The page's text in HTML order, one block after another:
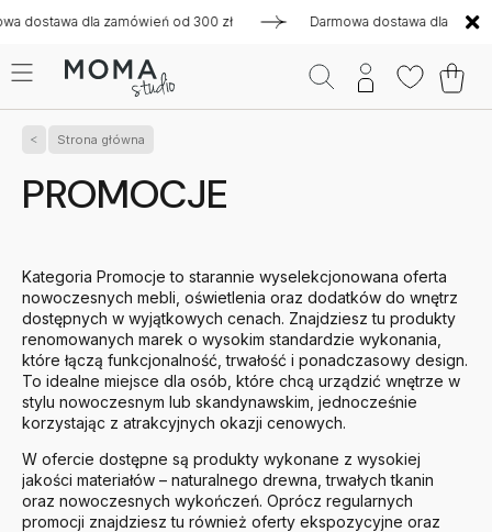
zamówień od 300 zł Darmowa dostawa dla zamówień od
Strona główna
PROMOCJE
Kategoria Promocje to starannie wyselekcjonowana oferta
nowoczesnych mebli, oświetlenia oraz dodatków do wnętrz
dostępnych w wyjątkowych cenach. Znajdziesz tu produkty
renomowanych marek o wysokim standardzie wykonania,
które łączą funkcjonalność, trwałość i ponadczasowy design.
To idealne miejsce dla osób, które chcą urządzić wnętrze w
stylu nowoczesnym lub skandynawskim, jednocześnie
korzystając z atrakcyjnych okazji cenowych.
W ofercie dostępne są produkty wykonane z wysokiej
jakości materiałów – naturalnego drewna, trwałych tkanin
oraz nowoczesnych wykończeń. Oprócz regularnych
promocji znajdziesz tu również oferty ekspozycyjne oraz